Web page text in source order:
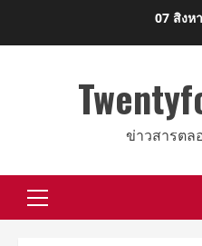
07 สิงห
ข่าวสารตล
Primary